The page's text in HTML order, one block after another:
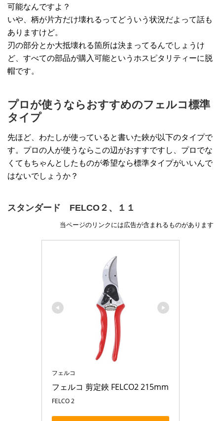
可能なんですよ？
いや、柄が片方だけ壊れるってどういう状況だよって話も
ありますけど。
刃の部分とか大抵壊れる箇所は決まってるんでしょうけ
ど、すべての部品が購入可能というホスピタリティーに脱
帽です。
プロが使うならおすすめのフェルコ標準
タイプ
先ほど、わたしが使っていると書いた鋏が以下のタイプで
す。プロの人が使うならこの辺がおすすですし、プロでな
くてもちゃんとしたものが希望なら標準タイプがいいんで
はないでしょうか？
スタンダード FELCO２、１１
当ページのリンクには広告が含まれるものがあります
フェルコ
フェルコ 剪定鋏 FELCO2 215mm
FELCO 2